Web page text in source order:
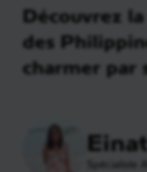
Einat
Spécialiste
Découvrez
des
charmer par